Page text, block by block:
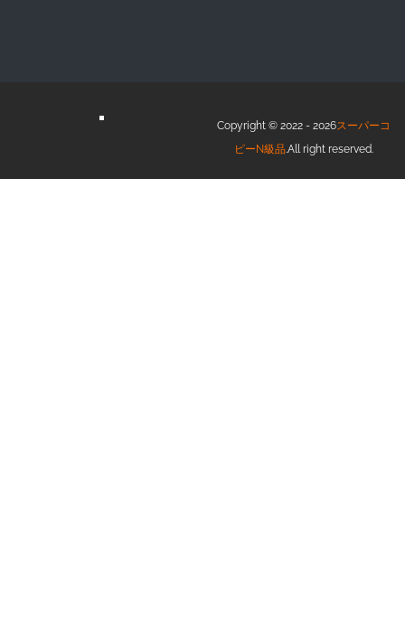
Copyright © 2022 - 2026スーパーコ
ピーN級品 .All right reserved.